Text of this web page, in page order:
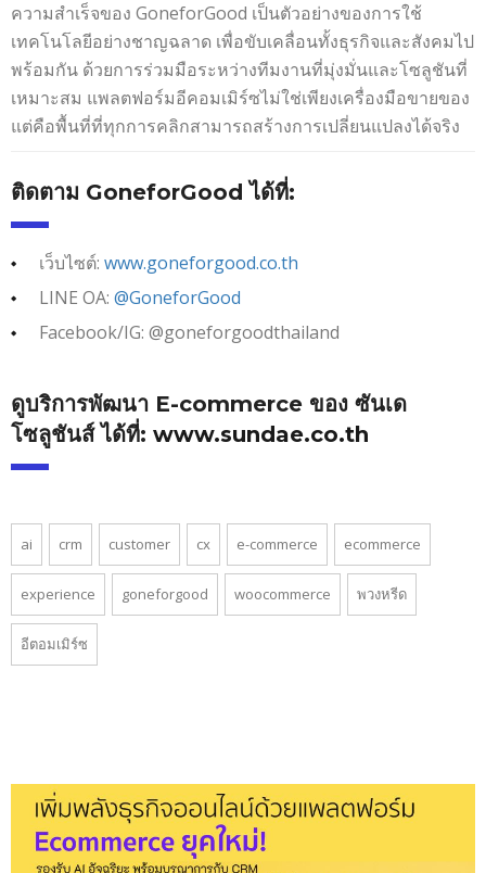
ความสำเร็จของ GoneforGood เป็นตัวอย่างของการใช้
เทคโนโลยีอย่างชาญฉลาด เพื่อขับเคลื่อนทั้งธุรกิจและสังคมไป
พร้อมกัน ด้วยการร่วมมือระหว่างทีมงานที่มุ่งมั่นและโซลูชันที่
เหมาะสม แพลตฟอร์มอีคอมเมิร์ซไม่ใช่เพียงเครื่องมือขายของ
แต่คือพื้นที่ที่ทุกการคลิกสามารถสร้างการเปลี่ยนแปลงได้จริง
ติดตาม GoneforGood ได้ที่:
เว็บไซต์: www.goneforgood.co.th
LINE OA: @GoneforGood
Facebook/IG: @goneforgoodthailand
ดูบริการพัฒนา E-commerce ของ ซันเด
โซลูชันส์ ได้ที่: www.sundae.co.th
ai crm customer cx e-commerce ecommerce
experience goneforgood woocommerce พวงหรีด
อีตอมเมิร์ซ